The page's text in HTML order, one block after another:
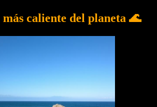
más caliente del planeta 🌊